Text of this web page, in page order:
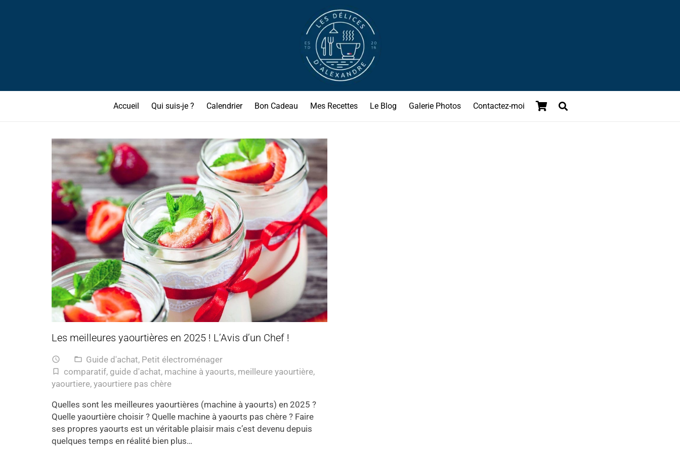
Accueil Qui suis-je ? Calendrier Bon Cadeau Mes Recettes Le Blog Galerie Photos Contactez-moi
Les meilleures yaourtières en 2025 ! L’Avis d’un Chef !
access_time folder_open Guide d'achat, Petit électroménager
turned_in_not comparatif, guide d'achat, machine à yaourts, meilleure yaourtière,
yaourtiere, yaourtiere pas chère
Quelles sont les meilleures yaourtières (machine à yaourts) en 2025 ?
Quelle yaourtière choisir ? Quelle machine à yaourts pas chère ? Faire
ses propres yaourts est un véritable plaisir mais c’est devenu depuis
quelques temps en réalité bien plus…